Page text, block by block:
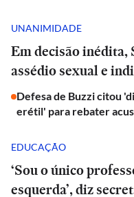
UNANIMIDADE
Em decisão inédita,
assédio sexual e
Defesa de Buzzi citou
erétil' para rebater
EDUCAÇÃO
‘Sou o único
esquerda’, diz